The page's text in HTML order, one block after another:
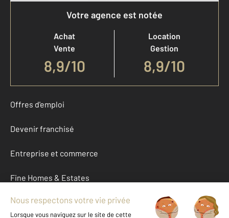
Votre agence est notée
Achat
Vente
8,9/10
Location
Gestion
8,9/10
Offres d'emploi
Devenir franchisé
Entreprise et commerce
Fine Homes & Estates
À propos